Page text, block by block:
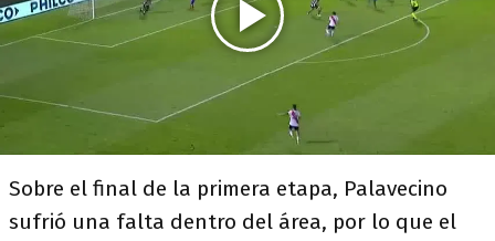
Sobre el final de la primera etapa, Palavecino
sufrió una falta dentro del área, por lo que el